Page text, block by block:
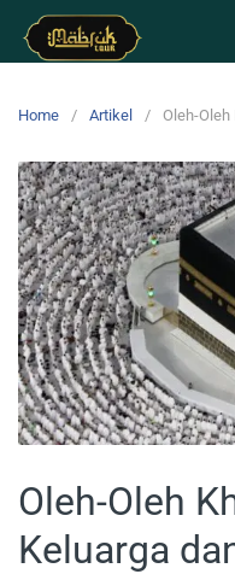
Home Artikel Oleh-
Oleh-Oleh
Keluarga